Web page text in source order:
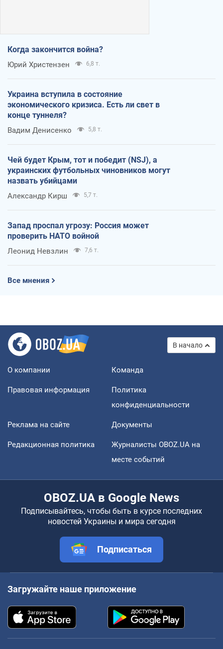
Когда закончится война?
Юрий Христензен 6,8 т.
Украина вступила в состояние
экономического кризиса. Есть ли свет в
конце туннеля?
Вадим Денисенко 5,8 т.
Чей будет Крым, тот и победит (NSJ), а
украинских футбольных чиновников могут
назвать убийцами
Александр Кирш 5,7 т.
Запад проспал угрозу: Россия может
проверить НАТО войной
Леонид Невзлин 7,6 т.
Все мнения
В начало
О компании Команда
Правовая информация
Политика
конфиденциальности
Реклама на сайте Документы
Редакционная политика
Журналисты OBOZ.UA на
месте событий
OBOZ.UA в Google News
Подписывайтесь, чтобы быть в курсе последних
новостей Украины и мира сегодня
Подписаться
Загружайте наше приложение